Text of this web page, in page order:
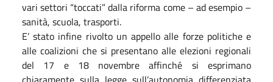
vari settori “toccati” dalla riforma come – ad esempio –
sanità, scuola, trasporti.
E’ stato infine rivolto un appello alle forze politiche e
alle coalizioni che si presentano alle elezioni regionali
del 17 e 18 novembre affinché si esprimano